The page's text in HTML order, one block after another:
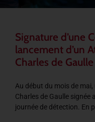
Signature d’une
lancement d’un
Charles de Gaulle
Au début du mois de
Charles de Gaulle signée
journée de détection. En